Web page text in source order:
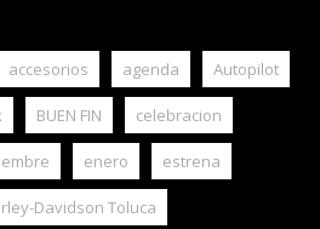
accesorios agenda Autopilot
BUEN FIN celebracion
enero estrena
Davidson Toluca